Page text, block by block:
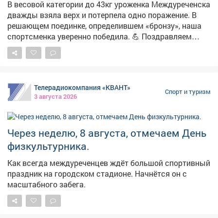
В весовой категории до 43кг уроженка Междуреченска
дважды взяла верх и потерпела одно поражение. В
решающем поединке, определившем «бронзу», наша
спортсменка уверенно победила. 💪 Поздравляем
Дарью от имени всех междуреченцев, так держать!
Телерадиокомпания «КВАНТ»
3 августа 2026
Спорт и туризм
Через неделю, 8 августа, отмечаем День
физкультурника.
Как всегда междуреченцев ждёт большой спортивный
праздник на городском стадионе. Начнётся он с
масштабного забега.